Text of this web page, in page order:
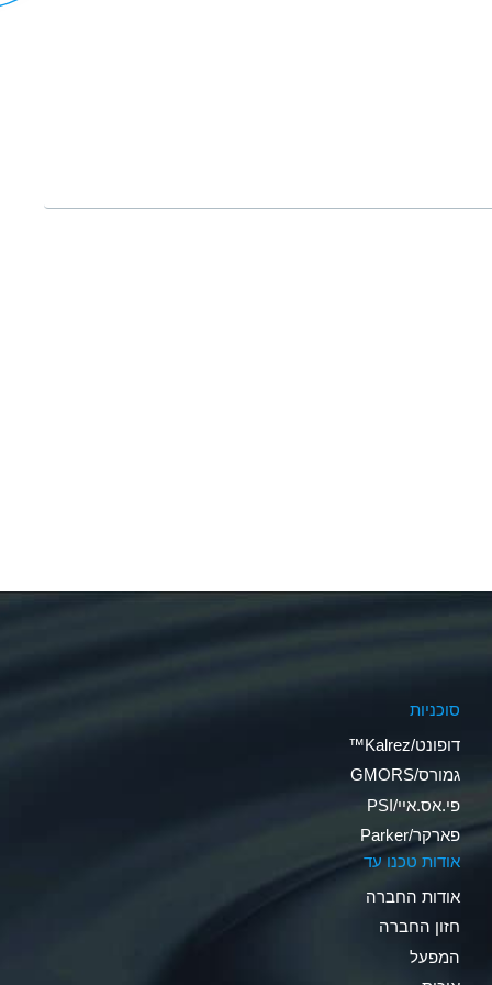
סוכניות
דופונט/Kalrez™
גמורס/GMORS
פי.אס.איי/PSI
פארקר/Parker
אודות טכנו עד
אודות החברה
חזון החברה
המפעל